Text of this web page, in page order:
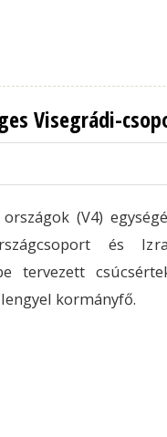
Visegrádi-
(V4)
és
tervezett
kormányfő.